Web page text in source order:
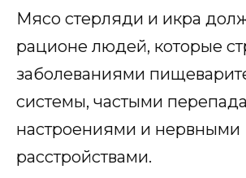
Мясо стерляди и икра
рационе людей, которые
заболеваниями
системы, частыми
настроениями и нервными
расстройствами.